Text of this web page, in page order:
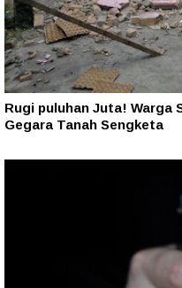
Rugi puluhan Juta! Warga
Gegara Tanah Sengketa